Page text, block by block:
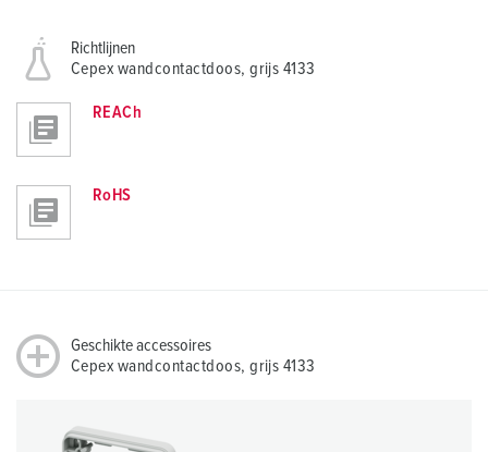
Richtlijnen
Cepex wandcontactdoos, grijs 4133
REACh
RoHS
Geschikte accessoires
Cepex wandcontactdoos, grijs 4133